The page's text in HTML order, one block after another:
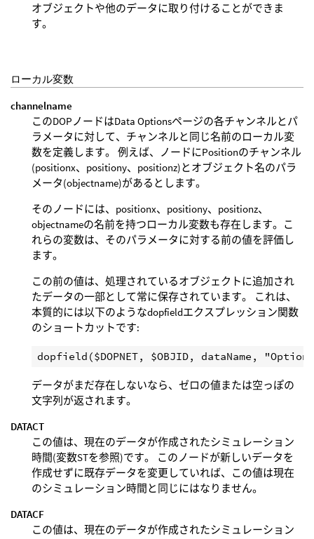
オブジェクトや他のデータに取り付けることができま
す。
ローカル変数
channelname
このDOPノードはData Optionsページの各チャンネルとパ
ラメータに対して、チャンネルと同じ名前のローカル変
数を定義します。 例えば、ノードにPositionのチャンネル
(positionx、positiony、positionz)とオブジェクト名のパラ
メータ(objectname)があるとします。
そのノードには、positionx、positiony、positionz、
objectnameの名前を持つローカル変数も存在します。こ
れらの変数は、そのパラメータに対する前の値を評価し
ます。
この前の値は、処理されているオブジェクトに追加され
たデータの一部として常に保存されています。 これは、
本質的には以下のようなdopfieldエクスプレッション関数
のショートカットです:
データがまだ存在しないなら、ゼロの値または空っぽの
文字列が返されます。
DATACT
この値は、現在のデータが作成されたシミュレーション
時間(変数STを参照)です。 このノードが新しいデータを
作成せずに既存データを変更していれば、この値は現在
のシミュレーション時間と同じにはなりません。
DATACF
この値は、現在のデータが作成されたシミュレーション